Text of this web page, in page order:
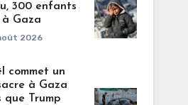
300 enfants
à Gaza
2026
commet un
à Gaza
que Trump